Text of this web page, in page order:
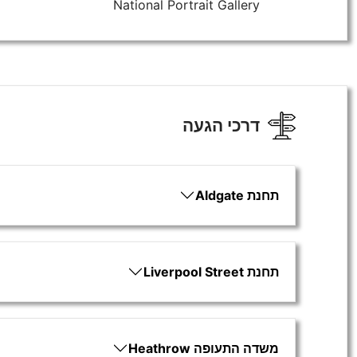
National Portrait Gallery
דרכי הגעה
תחנת Aldgate
תחנת Liverpool Street
משדה התעופה Heathrow